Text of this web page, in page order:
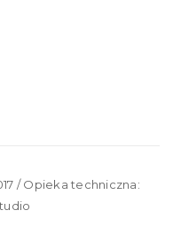
/ Opieka techniczna: